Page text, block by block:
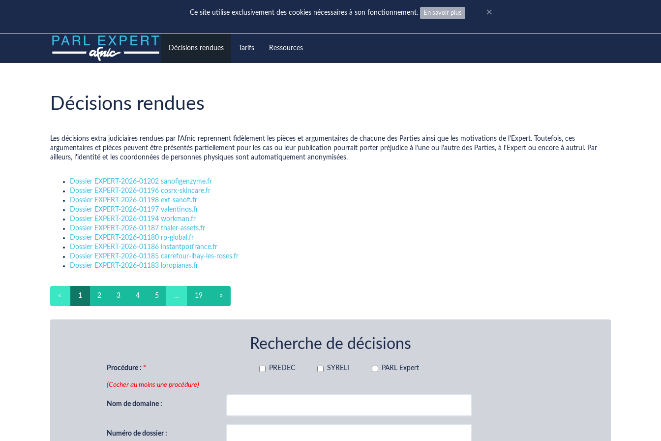
×
Ce site utilise exclusivement des cookies nécessaires à son fonctionnement. En savoir plus
Décisions rendues Tarifs Ressources
Décisions rendues
Les décisions extra judiciaires rendues par l'Afnic reprennent fidèlement les pièces et argumentaires de chacune des Parties ainsi que les motivations de l'Expert. Toutefois, ces
argumentaires et pièces peuvent être présentés partiellement pour les cas ou leur publication pourrait porter préjudice à l'une ou l'autre des Parties, à l'Expert ou encore à autrui. Par
ailleurs, l'identité et les coordonnées de personnes physiques sont automatiquement anonymisées.
Dossier EXPERT-2026-01202 sanofigenzyme.fr
Dossier EXPERT-2026-01196 cosrx-skincare.fr
Dossier EXPERT-2026-01198 ext-sanofi.fr
Dossier EXPERT-2026-01197 valentinos.fr
Dossier EXPERT-2026-01194 workman.fr
Dossier EXPERT-2026-01187 thaler-assets.fr
Dossier EXPERT-2026-01180 rp-global.fr
Dossier EXPERT-2026-01186 instantpotfrance.fr
Dossier EXPERT-2026-01185 carrefour-lhay-les-roses.fr
Dossier EXPERT-2026-01183 loropianas.fr
« 1 2 3 4 5 … 19 »
Recherche de décisions
Procédure : PREDEC SYRELI PARL Expert
(Cocher au moins une procédure)
Nom de domaine :
Numéro de dossier :